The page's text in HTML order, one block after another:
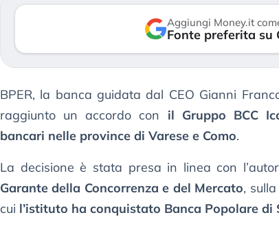
Aggiungi Money.it
Fonte preferita su
BPER, la banca guidata dal CEO Gianni
raggiunto un accordo con il Gruppo BCC
bancari nelle province di Varese e Como.
La decisione è stata presa in linea con
Garante della Concorrenza e del Mercato,
cui l’istituto ha conquistato Banca Popolare di
3 agosto 2026